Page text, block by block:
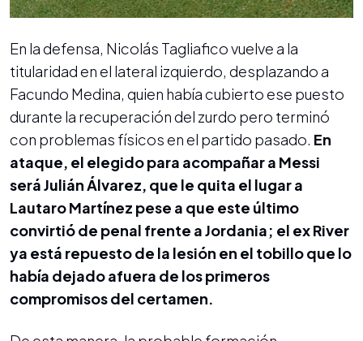
En la defensa, Nicolás Tagliafico vuelve a la
titularidad en el lateral izquierdo, desplazando a
Facundo Medina, quien había cubierto ese puesto
durante la recuperación del zurdo pero terminó
con problemas físicos en el partido pasado. En
ataque, el elegido para acompañar a Messi
será Julián Álvarez, que le quita el lugar a
Lautaro Martínez pese a que este último
convirtió de penal frente a Jordania; el ex River
ya está repuesto de la lesión en el tobillo que lo
había dejado afuera de los primeros
compromisos del certamen.